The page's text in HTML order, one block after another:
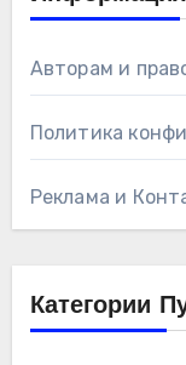
Авторам и
Политика
Реклама и
Категории